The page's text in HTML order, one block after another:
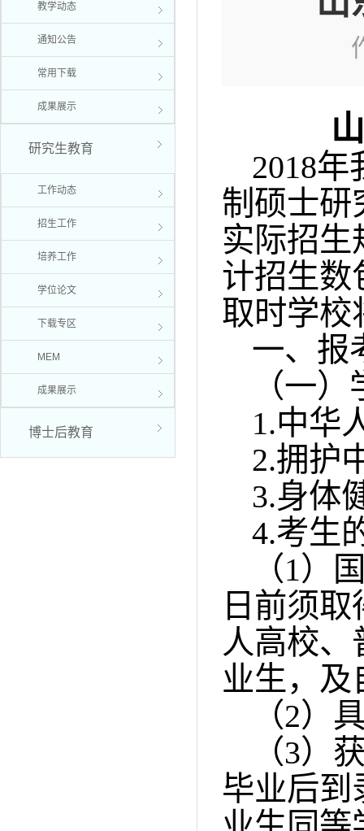
教学动态
通知公告
常用下载
成果展示
研究生教育
工作动态
招生工作
培养工作
学位论文
下载专区
MEM
成果展示
博士后教育
2018年
制硕士研
实际招生
计招生数
取时学校
一、报
（一
1.中华
2.拥护
3.身体
4.考生
（1）
日前须
人高校、
业生，及
（2）
（3）
毕业后到